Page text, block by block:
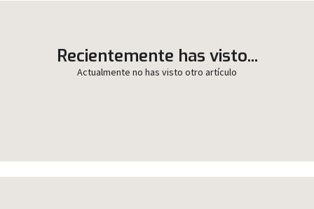
Recientemente has visto...
Actualmente no has visto otro artículo